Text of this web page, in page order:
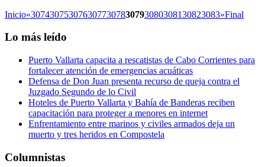
Inicio«3074307530763077307830793080308130823083»Final
Lo más leído
Puerto Vallarta capacita a rescatistas de Cabo Corrientes para
fortalecer atención de emergencias acuáticas
Defensa de Don Juan presenta recurso de queja contra el
Juzgado Segundo de lo Civil
Hoteles de Puerto Vallarta y Bahía de Banderas reciben
capacitación para proteger a menores en internet
Enfrentamiento entre marinos y civiles armados deja un
muerto y tres heridos en Compostela
Columnistas